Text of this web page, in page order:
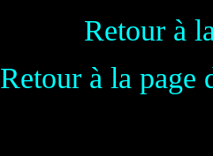
Retour à
Retour à la page